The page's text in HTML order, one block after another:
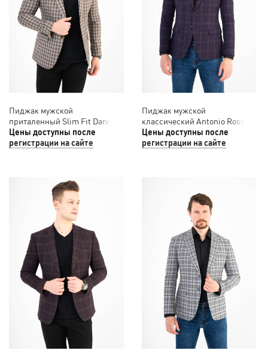
Пиджак мужской
приталенный Slim Fit Danilo
Barcelo 12/041
Цены доступны после
регистрации на сайте
Пиджак мужской
классический Antonio Rossi
12/040
Цены доступны после
регистрации на сайте